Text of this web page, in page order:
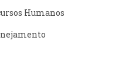
Humanos